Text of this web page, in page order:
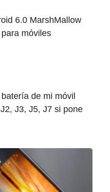
6.0 MarshMallow
móviles
de mi móvil
J3, J5, J7 si pone